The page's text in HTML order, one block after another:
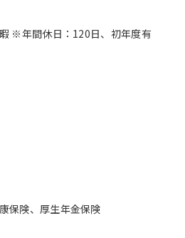
※年間休日：120日、初年度有
保険、厚生年金保険